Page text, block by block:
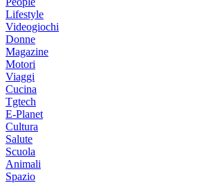
Lifestyle
Videogiochi
Donne
Magazine
Motori
Viaggi
Cucina
Tgtech
E-Planet
Cultura
Salute
Scuola
Animali
Spazio